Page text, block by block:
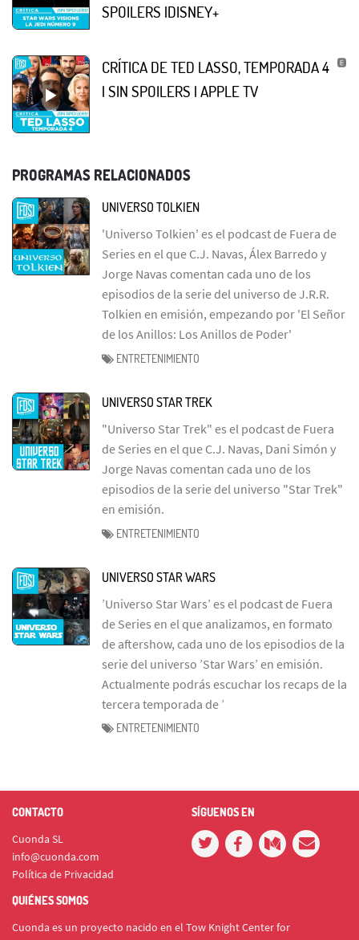
SPOILERS |DISNEY+
CRÍTICA DE TED LASSO, TEMPORADA 4
| SIN SPOILERS | APPLE TV
PROGRAMAS RELACIONADOS
UNIVERSO TOLKIEN
'Universo Tolkien' es el podcast de Fuera de
Series en el que C.J. Navas, Álex Barredo y
Jorge Navas comentan cada uno de los
episodios de la serie del universo de J.R.R.
Tolkien en emisión, empezando por 'El Señor
de los Anillos: Los Anillos de Poder'
ENTRETENIMIENTO
UNIVERSO STAR TREK
"Universo Star Trek" es el podcast de Fuera
de Series en el que C.J. Navas, Dani Simón y
Jorge Navas comentan cada uno de los
episodios de la serie del universo "Star Trek"
en emisión.
ENTRETENIMIENTO
UNIVERSO STAR WARS
’Universo Star Wars’ es el podcast de Fuera
de Series en el que analizamos, en formato
de aftershow, cada uno de los episodios de la
serie del universo ’Star Wars’ en emisión.
Actualmente podrás escuchar los recaps de la
tercera temporada de ’
ENTRETENIMIENTO
CONTACTO
Cuonda SL
info@cuonda.com
Política de Privacidad
SÍGUENOS EN
QUIÉNES SOMOS
Cuonda es un proyecto nacido en el Tow Knight Center for